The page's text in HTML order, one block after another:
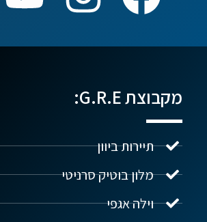
מקבוצת G.R.E:
תיירות ביוון
מלון בוטיק סרניטי
וילה אגפי
נדל"ן ביוון G.R.E